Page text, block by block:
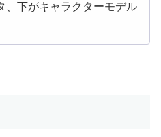
、下がキャラクターモデル